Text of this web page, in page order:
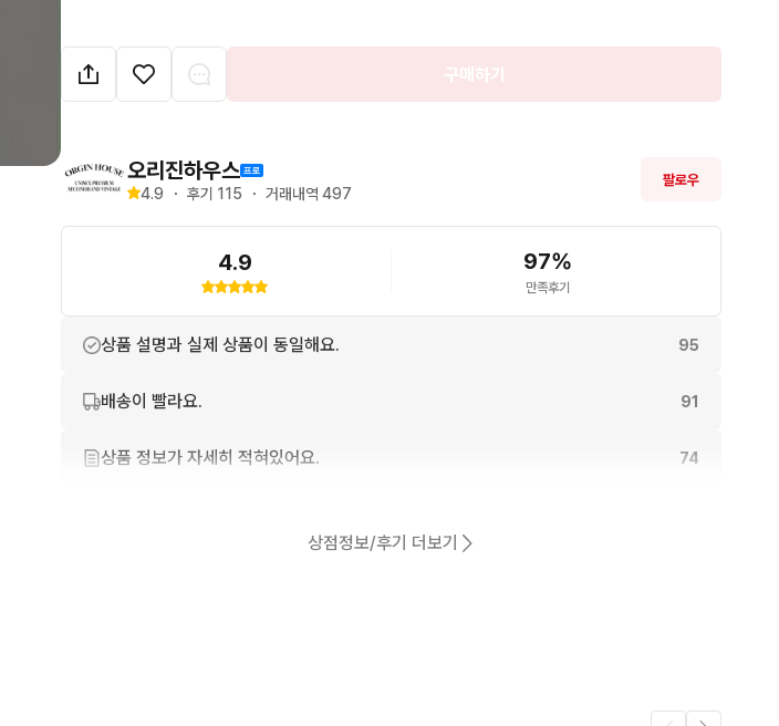
브룩스 브라더스 346 라인의 클래식 울 슬랙스입니다. 차콜 네이비 계열의 고급스러
운 컬러감과 투턱 디테일이 적용된 제품으로, 여유롭게 떨어지는 스트레이트 실루엣
이 특징입니다. 100% 울 원단으로 제작되어 계절감에 관계없이 활용도가 높으며, 비
제조국 : 이집트
소재 : 겉감 울 100%
안감 레이온 53%, 아세테이트 47%
컨디션 : 9/10
• 가격 : 35,000원
• 배송비 3,500원 / 6,000원 (CJ대한통운)
• 100% 정품, 가품일 시 200% 환불 보장합니다.
구매하기
오리진하우스
4.9 ・ 후기 115 ・ 거래내역 497
팔로우
4.9 97%
만족후기
상품 설명과 실제 상품이 동일해요. 95
배송이 빨라요. 91
상품 정보가 자세히 적혀있어요. 74
상점정보/후기 더보기